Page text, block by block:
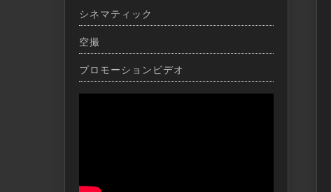
シネマティック
空撮
プロモーションビデオ